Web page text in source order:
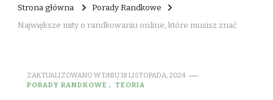
Strona główna
Porady Randkowe
Największe mity o randkowaniu online, które musisz znać
ZAKTUALIZOWANO W DNIU18 LISTOPADA, 2024
PORADY RANDKOWE
TEORIA